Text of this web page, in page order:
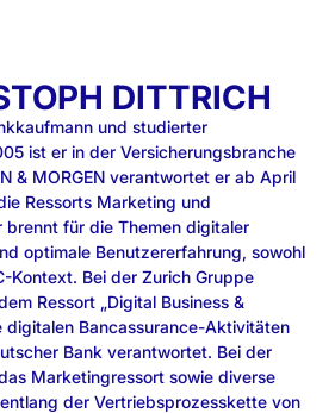
DITTRICH
und studierter
ist er in der Versicherungsbranche
& MORGEN verantwortet er ab April
Ressorts Marketing und
brennt für die Themen digitaler
optimale Benutzererfahrung, sowohl
Kontext. Bei der Zurich Gruppe
Ressort „Digital Business &
digitalen Bancassurance-Aktivitäten
Bank verantwortet. Bei der
Marketingressort sowie diverse
der Vertriebsprozesskette von